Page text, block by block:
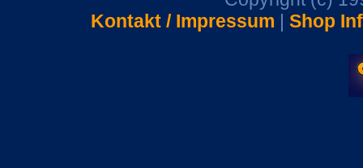
Kontakt / Impressum | Shop